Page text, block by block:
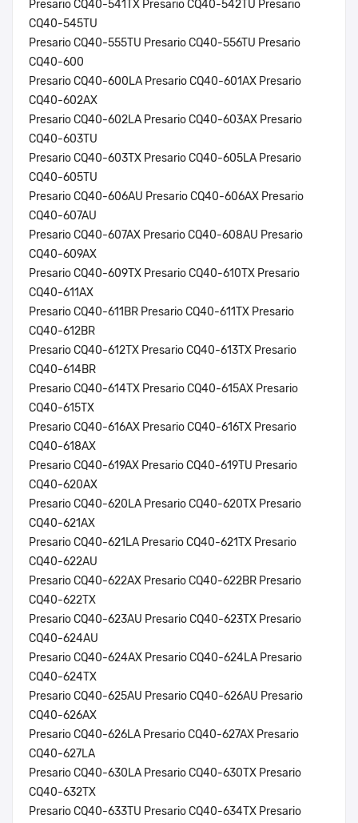
Presario CQ40-541TX Presario CQ40-542TU Presario
CQ40-545TU
Presario CQ40-555TU Presario CQ40-556TU Presario
CQ40-600
Presario CQ40-600LA Presario CQ40-601AX Presario
CQ40-602AX
Presario CQ40-602LA Presario CQ40-603AX Presario
CQ40-603TU
Presario CQ40-603TX Presario CQ40-605LA Presario
CQ40-605TU
Presario CQ40-606AU Presario CQ40-606AX Presario
CQ40-607AU
Presario CQ40-607AX Presario CQ40-608AU Presario
CQ40-609AX
Presario CQ40-609TX Presario CQ40-610TX Presario
CQ40-611AX
Presario CQ40-611BR Presario CQ40-611TX Presario
CQ40-612BR
Presario CQ40-612TX Presario CQ40-613TX Presario
CQ40-614BR
Presario CQ40-614TX Presario CQ40-615AX Presario
CQ40-615TX
Presario CQ40-616AX Presario CQ40-616TX Presario
CQ40-618AX
Presario CQ40-619AX Presario CQ40-619TU Presario
CQ40-620AX
Presario CQ40-620LA Presario CQ40-620TX Presario
CQ40-621AX
Presario CQ40-621LA Presario CQ40-621TX Presario
CQ40-622AU
Presario CQ40-622AX Presario CQ40-622BR Presario
CQ40-622TX
Presario CQ40-623AU Presario CQ40-623TX Presario
CQ40-624AU
Presario CQ40-624AX Presario CQ40-624LA Presario
CQ40-624TX
Presario CQ40-625AU Presario CQ40-626AU Presario
CQ40-626AX
Presario CQ40-626LA Presario CQ40-627AX Presario
CQ40-627LA
Presario CQ40-630LA Presario CQ40-630TX Presario
CQ40-632TX
Presario CQ40-633TU Presario CQ40-634TX Presario